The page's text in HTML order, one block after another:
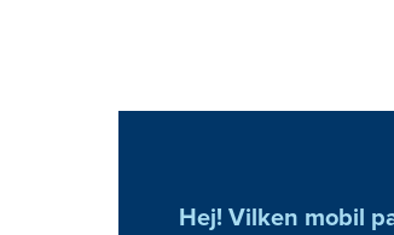
Hej! Vilken mobil